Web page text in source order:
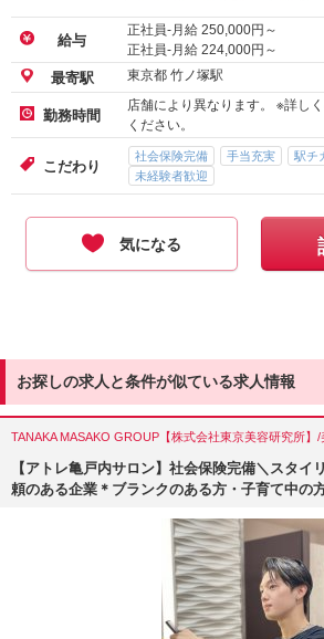
給与
正社員-月給 250,000円～
正社員-月給 224,000円～
最寄駅 東京都 竹ノ塚駅
勤務時間
店舗により異なります。 ※詳し
ください。
こだわり
社会保険完備 手当充実 駅チ
未経験者歓迎
気になる
お探しの求人と条件が似ている求人情報
TANAKA MASAKO GROUP【株式会社東京美容研究所】/
【アトレ亀戸内サロン】社会保険完備＼スタイ
頼のある企業＊ブランクのある方・子育て中の